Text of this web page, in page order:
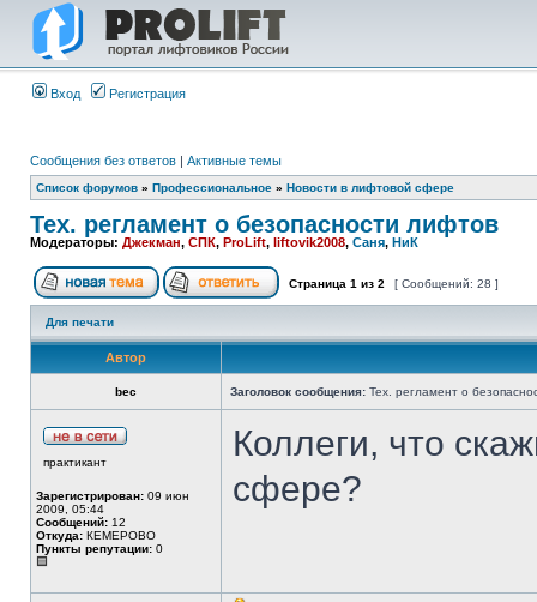
Вход Регистрация
Сообщения без ответов | Активные темы
Список форумов » Профессиональное » Новости в лифтовой сфере
Тех. регламент о безопасности лифтов
Модераторы: Джекман, СПК, ProLift, liftovik2008, Саня, НиК
Страница 1 из 2 [ Сообщений: 28 ]
Для печати
Автор
bec Заголовок сообщения: Тех. регламент о
практикант
Зарегистрирован: 09 июн
2009, 05:44
Сообщений: 12
Откуда: КЕМЕРОВО
Пункты репутации: 0
Коллеги, что
сфере?